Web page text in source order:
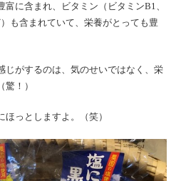
に含まれ、ビタミン（ビタミンB1、
も含まれていて、栄養がとっても豊
じがするのは、気のせいではなく、栄
！）
っとしますよ。（笑）